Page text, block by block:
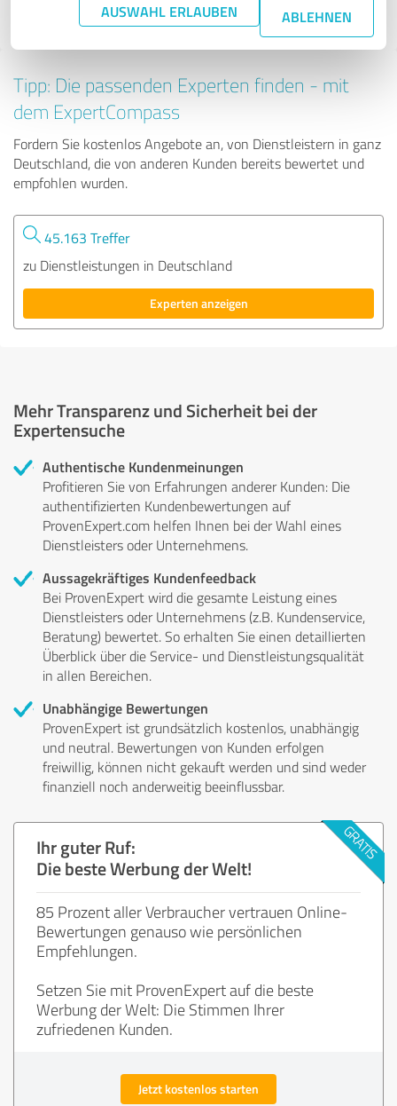
AUSWAHL ERLAUBEN ABLEHNEN
Tipp: Die passenden Experten finden - mit
dem ExpertCompass
Fordern Sie kostenlos Angebote an, von Dienstleistern in ganz
Deutschland, die von anderen Kunden bereits bewertet und
empfohlen wurden.
45.163 Treffer
zu Dienstleistungen in Deutschland
Experten anzeigen
Mehr Transparenz und Sicherheit bei der
Expertensuche
Authentische Kundenmeinungen
Profitieren Sie von Erfahrungen anderer Kunden: Die
authentifizierten Kundenbewertungen auf
ProvenExpert.com helfen Ihnen bei der Wahl eines
Dienstleisters oder Unternehmens.
Aussagekräftiges Kundenfeedback
Bei ProvenExpert wird die gesamte Leistung eines
Dienstleisters oder Unternehmens (z.B. Kundenservice,
Beratung) bewertet. So erhalten Sie einen detaillierten
Überblick über die Service- und Dienstleistungsqualität
in allen Bereichen.
Unabhängige Bewertungen
ProvenExpert ist grundsätzlich kostenlos, unabhängig
und neutral. Bewertungen von Kunden erfolgen
freiwillig, können nicht gekauft werden und sind weder
finanziell noch anderweitig beeinflussbar.
Ihr guter Ruf:
Die beste Werbung der Welt!
85 Prozent aller Verbraucher vertrauen Online-
Bewertungen genauso wie persönlichen
Empfehlungen.
Setzen Sie mit ProvenExpert auf die beste
Werbung der Welt: Die Stimmen Ihrer
zufriedenen Kunden.
Jetzt kostenlos starten